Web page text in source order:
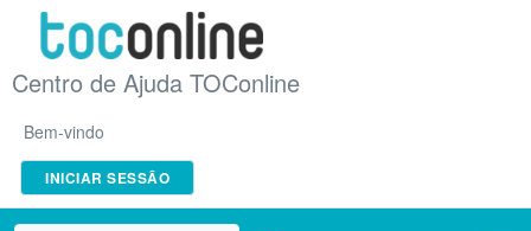
Centro de Ajuda TOConline
Bem-vindo
INICIAR SESSÃO